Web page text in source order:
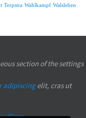
Terpstra Wahlkampf Walsleben
section of the settings
adipiscingelit, cras ut